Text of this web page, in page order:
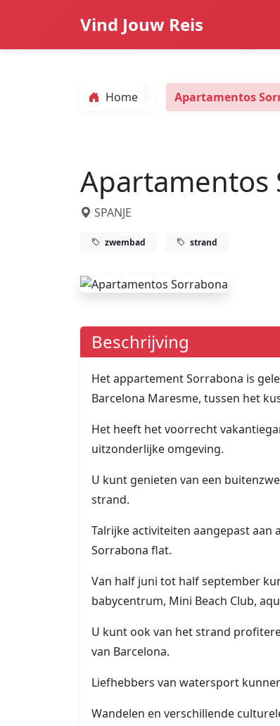
Vind Jouw Reis
Home Apartamentos
Apartamentos
SPANJE
zwembad strand
Beschrijving
Het appartement Sorrabona is
Barcelona Maresme, tussen het
Het heeft het voorrecht
uitzonderlijke omgeving.
U kunt genieten van een
strand.
Talrijke activiteiten aangepast
Sorrabona flat.
Van half juni tot half september
babycentrum, Mini Beach Club,
U kunt ook van het strand
van Barcelona.
Liefhebbers van watersport
Wandelen en verschillende